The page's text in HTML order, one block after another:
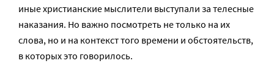
иные христианские мыслители выступали за телесные
наказания. Но важно посмотреть не только на их
слова, но и на контекст того времени и обстоятельств,
в которых это говорилось.